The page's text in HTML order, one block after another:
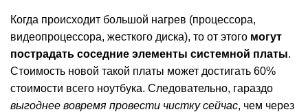
Когда происходит большой нагрев (процессора,
видеопроцессора, жесткого диска), то от этого могут
пострадать соседние элементы системной платы.
Стоимость новой такой платы может достигать 60%
стоимости всего ноутбука. Следовательно, гараздо
выгоднее вовремя провести чистку сейчас, чем через